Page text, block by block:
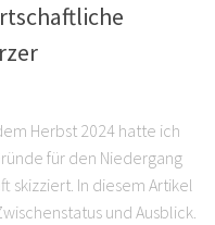
Herbst 2024 hatte ich
für den Niedergang
skizziert. In diesem Artikel
und Ausblick.